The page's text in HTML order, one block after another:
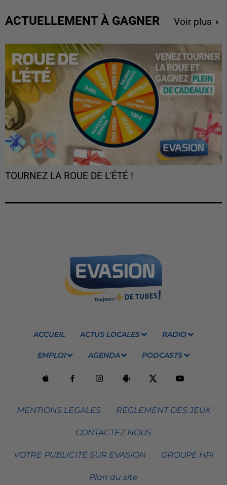
ACTUELLEMENT À GAGNER Voir plus
TOURNEZ LA ROUE DE L'ÉTÉ !
ACCUEIL ACTUS LOCALES RADIO
EMPLOI AGENDA PODCASTS
MENTIONS LEGALES RÈGLEMENT DES JEUX
CONTACTEZ NOUS
VOTRE PUBLICITÉ SUR EVASION GROUPE HPI
Plan du site